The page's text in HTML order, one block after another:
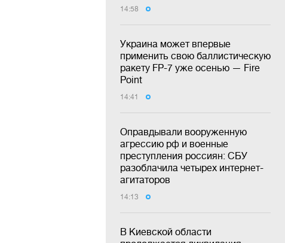
14:58
Украина может впервые
применить свою баллистическую
ракету FP-7 уже осенью — Fire
Point
14:41
Оправдывали вооруженную
агрессию рф и военные
преступления россиян: СБУ
разоблачила четырех интернет-
агитаторов
14:13
В Киевской области